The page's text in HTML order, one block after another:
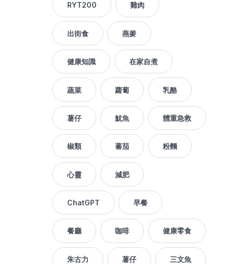
RYT200 雞肉
出街食 燕麥
健康知識 在家自煮
蔬菜 蘿蔔 乳酪
薯仔 魷魚 體重急救
椒類 蕃茄 粉麵
心靈 減肥
ChatGPT 早餐
餐廳 咖啡 健康零食
朱古力 薯仔 三文魚